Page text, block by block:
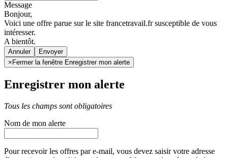
Message
Bonjour,
Voici une offre parue sur le site francetravail.fr susceptible de vous
intéresser.
A bientôt.
Annuler
× Fermer la fenêtre Enregistrer mon alerte
Enregistrer mon alerte
Tous les champs sont obligatoires
Nom de mon alerte
Pour recevoir les offres par e-mail, vous devez saisir votre adresse